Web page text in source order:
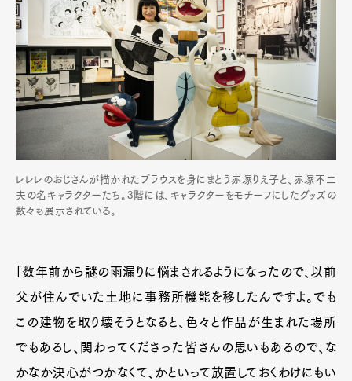
レレレのおじさんが描かれたブラウスを身にまとう赤塚りえ子と、赤塚不二
夫の名キャラクターたち。3階には、キャラクターをモチーフにしたグッズの
数々も展示されている。
「数年前から謎の雨漏りに悩まされるようになったので、以前
父が住んでいた土地に事務所機能を移したんですよ。でも
この建物を取り壊そうとなると、色々と作品が生まれた場所
でもあるし、関わってくださった皆さんの思いもあるので、な
かなか決心がつかなくて、かといって放置しておくわけにもい